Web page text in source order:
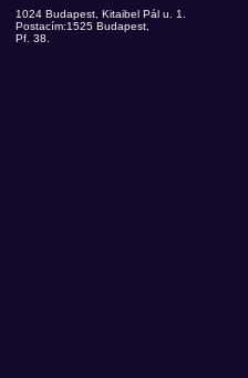
1024 Budapest, Kitaibel Pál u. 1.
Postacím:1525 Budapest,
Pf. 38.